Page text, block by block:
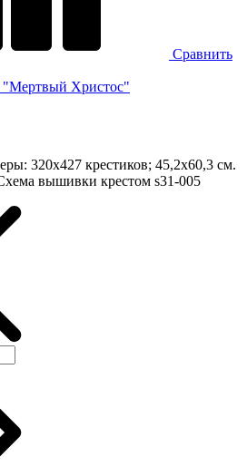
Сравнить
Христос"
320х427 крестиков; 45,2х60,3 см.
вышивки крестом s31-005